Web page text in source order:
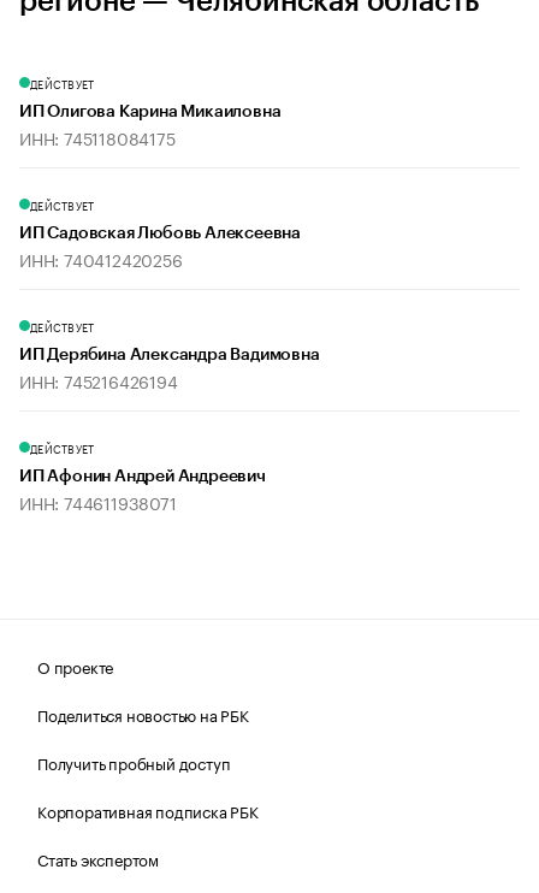
ДЕЙСТВУЕТ
ИП Олигова Карина Микаиловна
ИНН: 745118084175
ДЕЙСТВУЕТ
ИП Садовская Любовь Алексеевна
ИНН: 740412420256
ДЕЙСТВУЕТ
ИП Дерябина Александра Вадимовна
ИНН: 745216426194
ДЕЙСТВУЕТ
ИП Афонин Андрей Андреевич
ИНН: 744611938071
О проекте
Поделиться новостью на РБК
Получить пробный доступ
Корпоративная подписка РБК
Стать экспертом